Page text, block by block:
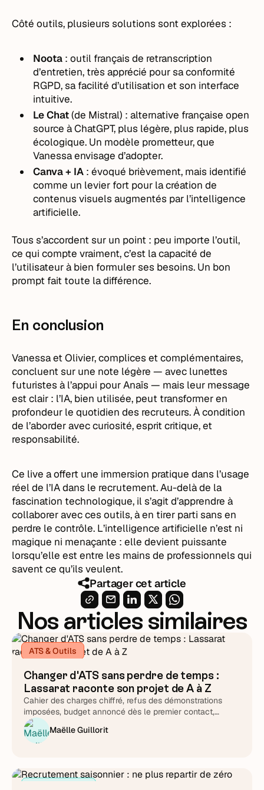
Partager cet article
Côté outils, plusieurs solutions sont explorées :
Noota : outil français de retranscription
d’entretien, très apprécié pour sa conformité
RGPD, sa facilité d’utilisation et son interface
intuitive.
Le Chat(de Mistral) : alternative française open
source à ChatGPT, plus légère, plus rapide, plus
écologique. Un modèle prometteur, que
Vanessa envisage d’adopter.
Canva + IA : évoqué brièvement, mais identifié
comme un levier fort pour la création de
contenus visuels augmentés par l’intelligence
artificielle.
Tous s’accordent sur un point : peu importe l’outil,
ce qui compte vraiment, c’est la capacité de
l’utilisateur à bien formuler ses besoins. Un bon
prompt fait toute la différence.
En conclusion
Vanessa et Olivier, complices et complémentaires,
concluent sur une note légère — avec lunettes
futuristes à l’appui pour Anaïs — mais leur message
est clair : l’IA, bien utilisée, peut transformer en
profondeur le quotidien des recruteurs. À condition
de l’aborder avec curiosité, esprit critique, et
responsabilité.
Ce live a offert une immersion pratique dans l’usage
réel de l’IA dans le recrutement. Au-delà de la
fascination technologique, il s’agit d’apprendre à
collaborer avec ces outils, à en tirer parti sans en
perdre le contrôle. L’intelligence artificielle n’est ni
magique ni menaçante : elle devient puissante
lorsqu’elle est entre les mains de professionnels qui
savent ce qu’ils veulent.
Nos articles similaires
ATS & Outils
Changer d'ATS sans perdre de temps :
Lassarat raconte son projet de A à Z
Cahier des charges chiffré, refus des démonstrations
imposées, budget annoncé dès le premier contact,
support testé chronomètre en main : Lucie Treussart
détaille chaque arbitrage. Une méthode reproductible,
quel que soit l'éditeur que vous choisirez au final.
Maëlle Guillorit